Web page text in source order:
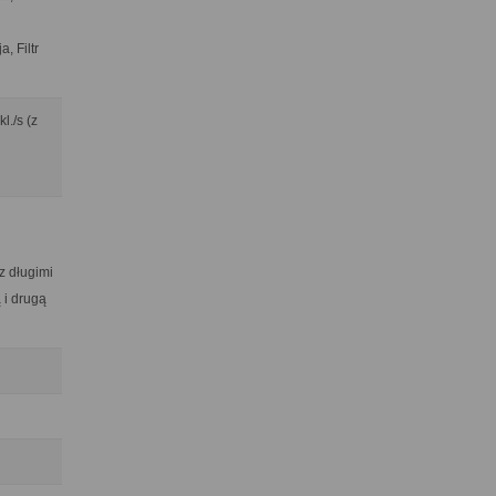
Filtr
s (z
długimi
i drugą